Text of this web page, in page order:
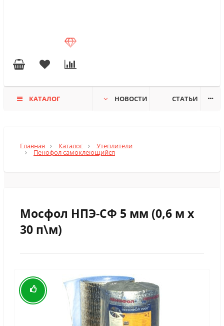
КАТАЛОГ НОВОСТИ СТАТЬИ
Главная Каталог Утеплители
Пенофол самоклеющийся
Мосфол НПЭ-СФ 5 мм (0,6 м х
30 п\м)